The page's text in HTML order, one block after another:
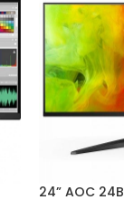
24” AOC